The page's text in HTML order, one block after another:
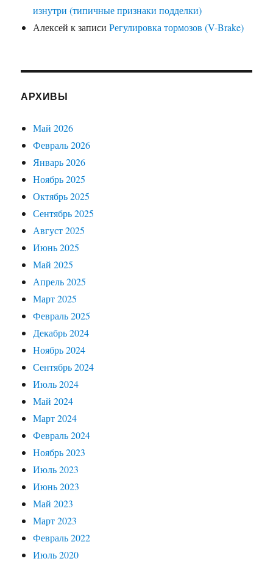
изнутри (типичные признаки подделки)
Алексей к записиРегулировка тормозов (V-Brake)
АРХИВЫ
Май 2026
Февраль 2026
Январь 2026
Ноябрь 2025
Октябрь 2025
Сентябрь 2025
Август 2025
Июнь 2025
Май 2025
Апрель 2025
Март 2025
Февраль 2025
Декабрь 2024
Ноябрь 2024
Сентябрь 2024
Июль 2024
Май 2024
Март 2024
Февраль 2024
Ноябрь 2023
Июль 2023
Июнь 2023
Май 2023
Март 2023
Февраль 2022
Июль 2020